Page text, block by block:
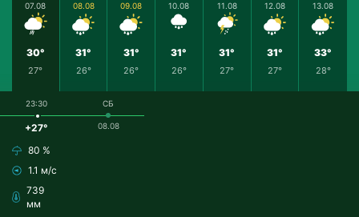
07.08
30°
27°
08.08
31°
26°
09.08
31°
26°
10.08
31°
26°
11.08
31°
27°
12.08
31°
27°
13.08
33°
28°
23:30
+27°
80 %
1.1 м/с
739
мм
СБ
08.08